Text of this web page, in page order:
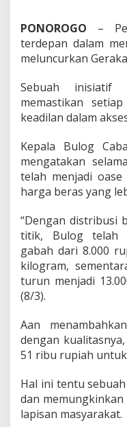
o
n
r
o
g
o
u
l
a
T
r
u
n
B
u
g
u
n
u
r
k
a
PONOROGO –
terdepan dalam
meluncurkan
Sebuah inisiatif
memastikan
keadilan dalam
Kepala Bulog
mengatakan
telah menjadi
harga beras yang
“Dengan distribusi
titik, Bulog telah
gabah dari 8.000
kilogram,
turun menjadi
(8/3).
Aan
dengan
51 ribu rupiah
Hal ini tentu
dan
lapisan masyarakat.